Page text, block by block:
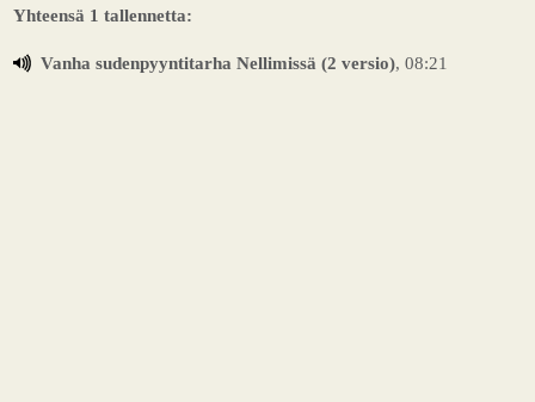
Yhteensä 1 tallennetta:
Vanha sudenpyyntitarha Nellimissä (2 versio), 08:21